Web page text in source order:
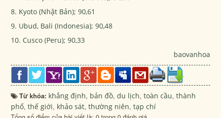
8. Kyoto (Nhật Bản); 90,61
9. Ubud, Bali (Indonesia); 90,48
10. Cusco (Peru); 90,33
baovanhoa
Từ khóa: khẳng định, bản đồ,du lịch,toàn cầu,thành
phố,thế giới, khảo sát,thường niên,tạp chí